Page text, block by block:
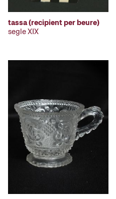
tassa (recipient per beure)
segle XIX